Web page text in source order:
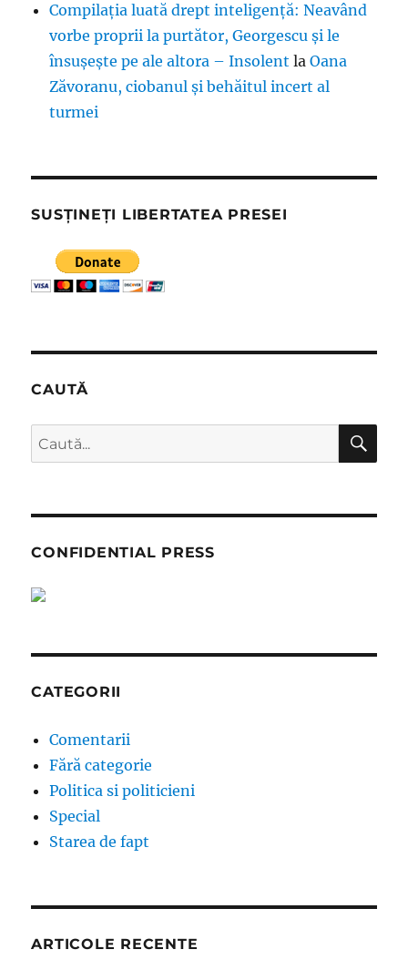
Compilația luată drept inteligență: Neavând
vorbe proprii la purtător, Georgescu și le
însușește pe ale altora – Insolent laOana
Zăvoranu, ciobanul și behăitul incert al
turmei
SUSȚINEȚI LIBERTATEA PRESEI
CAUTĂ
Caută
după:
CONFIDENTIAL PRESS
CATEGORII
Comentarii
Fără categorie
Politica si politicieni
Special
Starea de fapt
ARTICOLE RECENTE